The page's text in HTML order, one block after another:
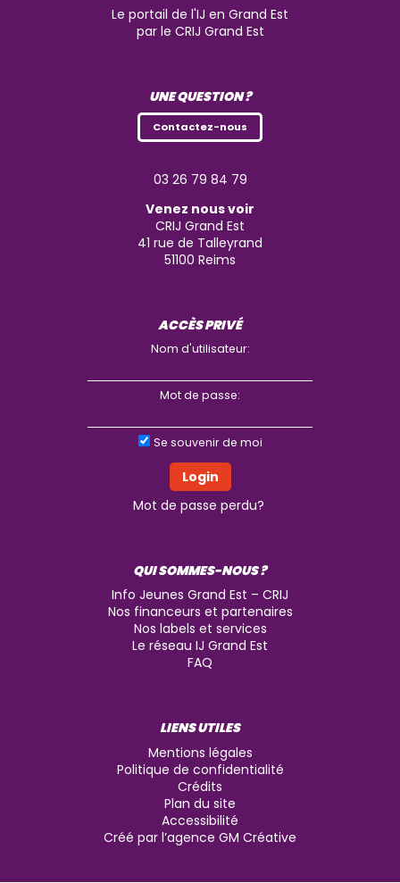
Le portail de l'IJ en Grand Est
par le CRIJ Grand Est
UNE QUESTION ?
Contactez-nous
03 26 79 84 79
Venez nous voir
CRIJ Grand Est
41 rue de Talleyrand
51100 Reims
ACCÈS PRIVÉ
Nom d'utilisateur:
Mot de passe:
Se souvenir de moi
Mot de passe perdu?
QUI SOMMES-NOUS ?
Info Jeunes Grand Est – CRIJ
Nos financeurs et partenaires
Nos labels et services
Le réseau IJ Grand Est
FAQ
LIENS UTILES
Mentions légales
Politique de confidentialité
Crédits
Plan du site
Accessibilité
Créé par l’agence GM Créative